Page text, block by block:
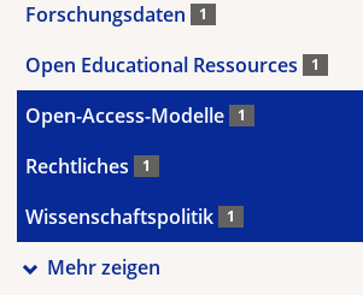
Forschungsdaten 1
Open Educational Ressources 1
Open-Access-Modelle 1
Rechtliches 1
Wissenschaftspolitik 1
Mehr zeigen